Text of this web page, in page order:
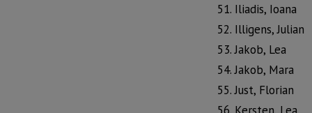
Iliadis, Ioana
Illigens, Julian
Jakob, Lea
Jakob, Mara
Just, Florian